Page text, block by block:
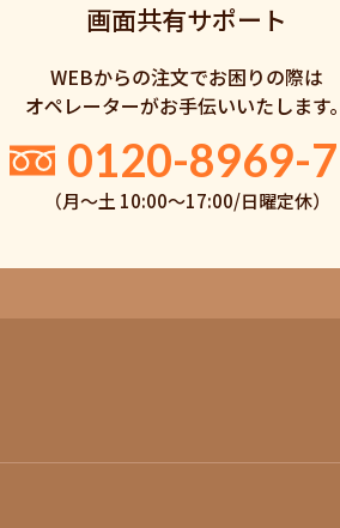
画面共有サポート
WEBからの注文でお困りの際は
オペレーターがお手伝いいたします
0120-8969-
（月〜土 10:00〜17:00/日曜定休）